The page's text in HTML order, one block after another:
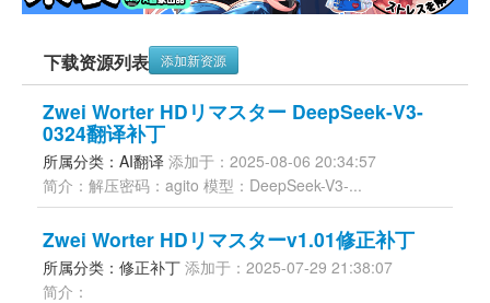
下载资源列表 添加新资源
Zwei Worter HDリマスター DeepSeek-V3-
0324翻译补丁
所属分类：AI翻译 添加于：2025-08-06 20:34:57
简介：解压密码：agito 模型：DeepSeek-V3-...
Zwei Worter HDリマスターv1.01修正补丁
所属分类：修正补丁 添加于：2025-07-29 21:38:07
简介：